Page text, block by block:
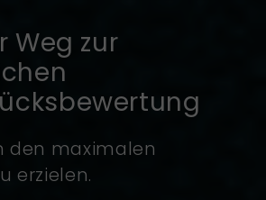
Weg zur
den maximalen
erzielen.